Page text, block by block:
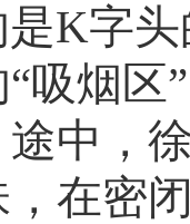
K字
吸烟区”
途中，
在密